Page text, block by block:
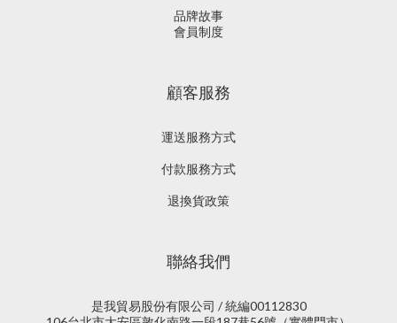
品牌故事
會員制度
顧客服務
運送服務方式
付款服務方式
退換貨政策
聯絡我們
是我貿易股份有限公司 / 統編00112830